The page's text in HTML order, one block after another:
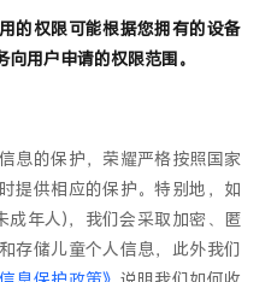
的权限可能根据您拥有的设备
用户申请的权限范围。
息的保护，荣耀严格按照国家
提供相应的保护。特别地，如
成年人)，我们会采取加密、匿
存储儿童个人信息，此外我们